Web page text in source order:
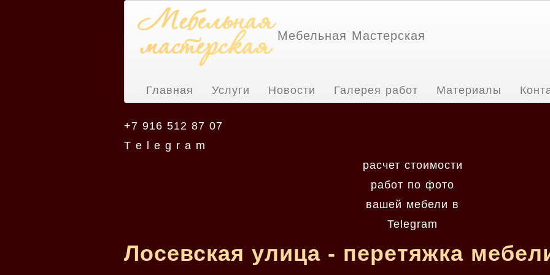
Мебельная Мастерская
Главная Услуги Новости Галерея работ Материалы
+7 916 512 87 07
T e l e g r a m
расчет стоимости
работ по фото
вашей мебели в
Telegram
Лосевская улица - перетяжка